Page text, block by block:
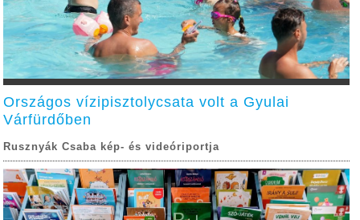
Országos vízipisztolycsata volt a Gyulai
Várfürdőben
Rusznyák Csaba kép- és videóriportja